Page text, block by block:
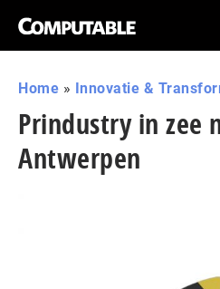
Home » Innovatie &
Prindustry in zee
Antwerpen